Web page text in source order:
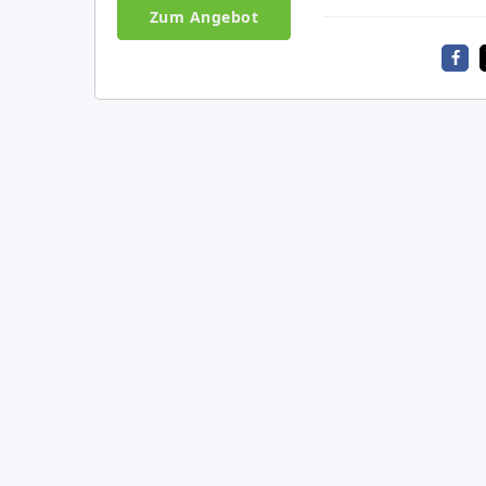
Zum Angebot